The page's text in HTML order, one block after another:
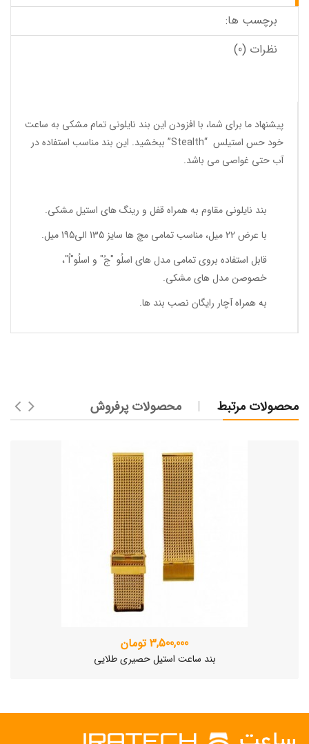
برچسب ها:
نظرات (0)
پیشنهاد ما برای شما، با افزودن این بند نایلونی تمام مشکی به ساعت
خود حس استیلس “Stealth” ببخشید. این بند مناسب استفاده در
آب حتی غواصی می باشد.
بند نایلونی مقاوم به همراه قفل و رینگ های استیل مشکی.
با عرض 22 میل، مناسب تمامی مچ ها سایز 135 الی195 میل.
قابل استفاده بروی تمامی مدل های اسلُو "جُ" و اسلُو"اُ"،
خصوصن مدل های مشکی.
به همراه آچار رایگان نصب بند ها.
محصولات مرتبط محصولات پرفروش
3,500,000 تومان
بند ساعت استیل حصیری طلایی